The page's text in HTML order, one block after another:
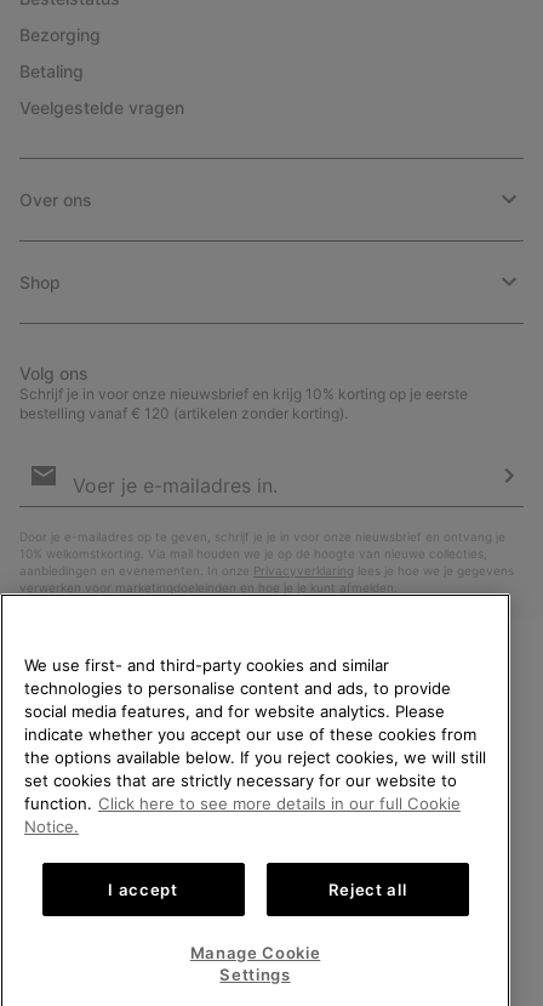
Bezorging
Betaling
Veelgestelde vragen
Over ons
Shop
Volg ons
Schrijf je in voor onze nieuwsbrief en krijg 10% korting op je eerste
bestelling vanaf € 120 (artikelen zonder korting).
voor
Door je e-mailadres op te geven, schrijf je je in voor onze nieuwsbrief en ontvang je
10% welkomstkorting. Via mail houden we je op de hoogte van nieuwe collecties,
aanbiedingen en evenementen. In onze Privacyverklaring lees je hoe we je gegevens
verwerken voor marketingdoeleinden en hoe je je kunt afmelden.
Nederland (Nederlands) | English ›
2026SOREL. All rights reserved.
Privacybeleid Gebruiksvoorwaarden Verkoopvoorwaarden
WELKOM BIJ SOREL.
SELECTEER JE
VERZENDLOCATIE.
Online shoppen beschikbaar
Netherlands-English
Online
Netherlands-Dutch
We use first- and third-party cookies and similar
technologies to personalise content and ads, to provide
social media features, and for website analytics. Please
indicate whether you accept our use of these cookies from
the options available below. If you reject cookies, we will still
set cookies that are strictly necessary for our website to
function. Click here to see more details in our full Cookie
Notice.
I accept Reject all
Manage Cookie
Settings